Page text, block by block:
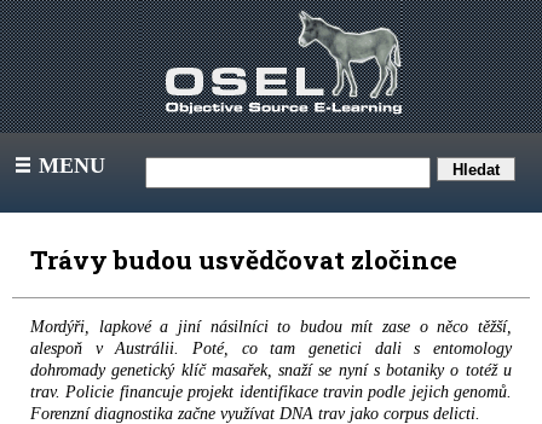
III MENU
Trávy budou usvědčovat zločince
Mordýři, lapkové a jiní násilníci to budou mít zase o něco těžší,
alespoň v Austrálii. Poté, co tam genetici dali s entomology
dohromady genetický klíč masařek, snaží se nyní s botaniky o totéž u
trav. Policie financuje projekt identifikace travin podle jejich genomů.
Forenzní diagnostika začne využívat DNA trav jako corpus delicti.